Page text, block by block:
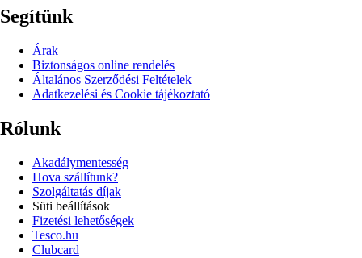
Segítünk
Árak
Biztonságos online rendelés
Általános Szerződési Feltételek
Adatkezelési és Cookie tájékoztató
Rólunk
Akadálymentesség
Hova szállítunk?
Szolgáltatás díjak
Süti beállítások
Fizetési lehetőségek
Tesco.hu
Clubcard